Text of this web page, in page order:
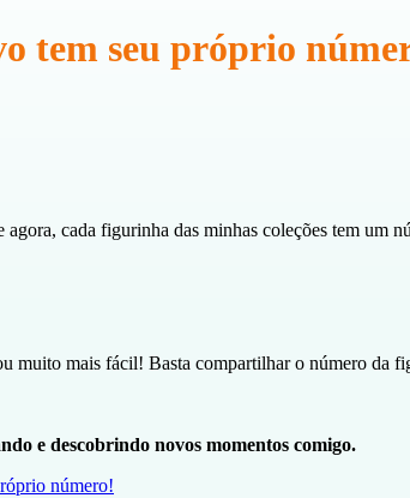
tem seu próprio
cada figurinha das minhas coleções tem um
muito mais fácil! Basta compartilhar o número da
e descobrindo novos momentos comigo.
número!